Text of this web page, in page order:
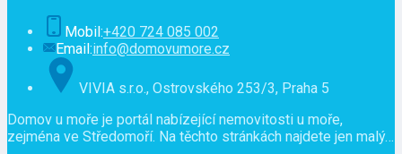
Mobil:+420 724 085 002
Email:info@domovumore.cz
VIVIA s.r.o., Ostrovského 253/3, Praha 5
Domov u moře je portál nabízející nemovitosti u moře,
zejména ve Středomoří. Na těchto stránkách najdete jen malý…